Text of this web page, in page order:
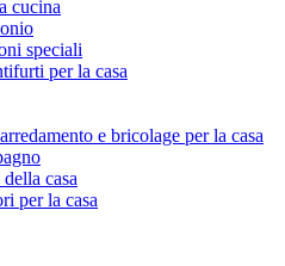
cucina
speciali
per la casa
e bricolage per la casa
casa
per la casa